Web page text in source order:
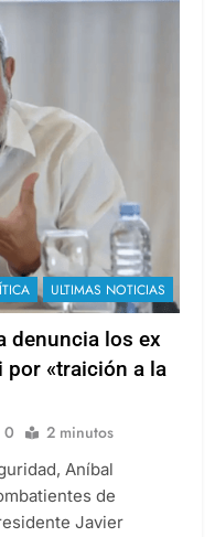
ULTIMAS NOTICIAS
denuncia los ex
«traición a la
0 2 minutos
Aníbal
de
Javier